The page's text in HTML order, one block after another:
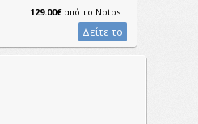
129.00€από το Notos
Δείτε το